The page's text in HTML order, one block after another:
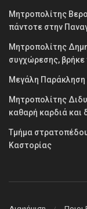
Μητροπολίτης
πάντοτε στην
Μητροπολίτης
συγχώρεσης, βρήκε
Μεγάλη Παράκληση
Μητροπολίτης
καθαρή καρδιά και
Τμήμα
Καστορίας